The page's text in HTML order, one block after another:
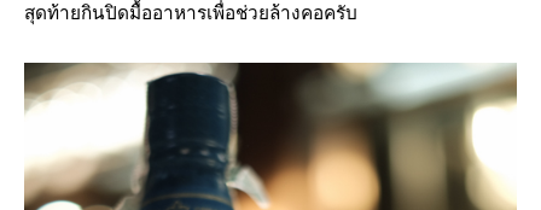
สุดท้ายกินปิดมื้ออาหารเพื่อช่วยล้างคอครับ